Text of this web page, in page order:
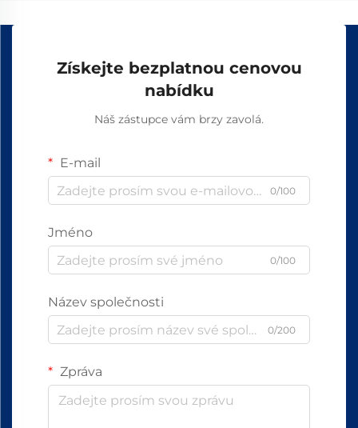
Získejte bezplatnou cenovou
nabídku
Náš zástupce vám brzy zavolá.
E-mail
0/100
Jméno
0/100
Název společnosti
0/200
Zpráva